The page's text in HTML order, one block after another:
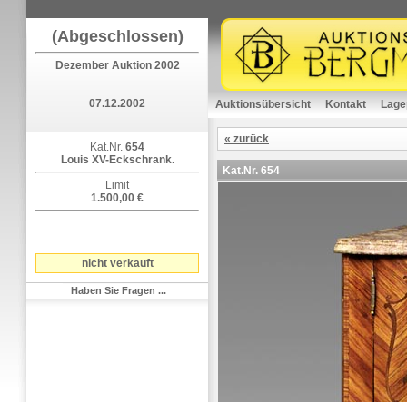
(Abgeschlossen)
Dezember Auktion 2002
07.12.2002
Kat.Nr. 654
Louis XV-Eckschrank.
Limit
1.500,00 €
nicht verkauft
Haben Sie Fragen ...
Auktionsübersicht Kontakt
« zurück
Kat.Nr. 654